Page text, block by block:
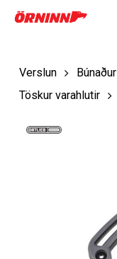
Fara
Verslun Búnaður
Töskur varahlutir